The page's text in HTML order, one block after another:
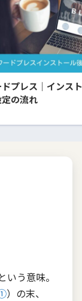
プレス｜インス
の流れ
いう意味。
）の末、